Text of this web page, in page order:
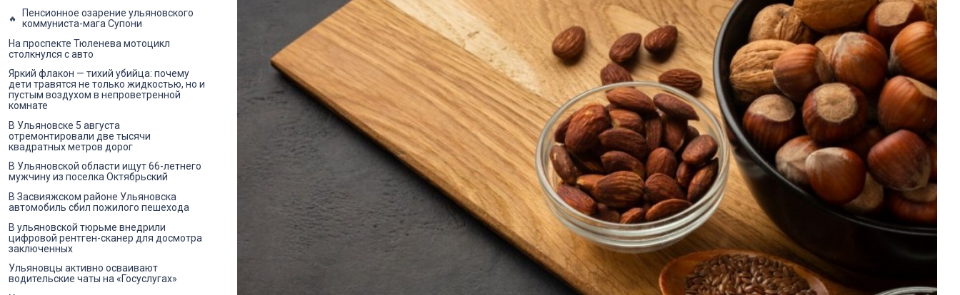
Пенсионное озарение ульяновского
коммуниста-мага Супони
На проспекте Тюленева мотоцикл
столкнулся с авто
Яркий флакон — тихий убийца: почему
дети травятся не только жидкостью, но и
пустым воздухом в непроветренной
комнате
В Ульяновске 5 августа
отремонтировали две тысячи
квадратных метров дорог
В Ульяновской области ищут 66-летнего
мужчину из поселка Октябрьский
В Засвияжском районе Ульяновска
автомобиль сбил пожилого пешехода
В ульяновской тюрьме внедрили
цифровой рентген-сканер для досмотра
заключенных
Ульяновцы активно осваивают
водительские чаты на «Госуслугах»